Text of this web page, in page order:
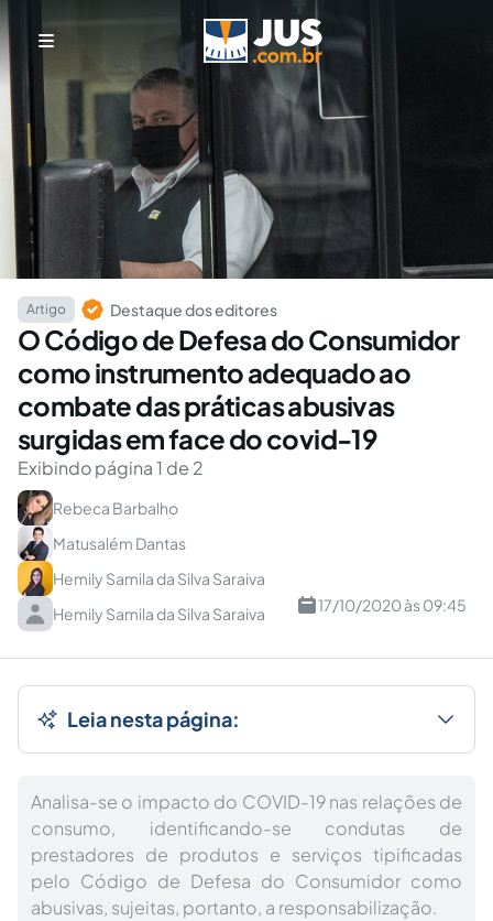
Artigo Destaque dos editores
O Código de Defesa do Consumidor
como instrumento adequado ao
combate das práticas abusivas
surgidas em face do covid-19
Exibindo página 1 de 2
Rebeca Barbalho
Matusalém Dantas
Hemily Samila da Silva Saraiva
Hemily Samila da Silva Saraiva
17/10/2020 às 09:45
Leia nesta página:
Analisa-se o impacto do COVID-19 nas relações de
consumo, identificando-se condutas de
prestadores de produtos e serviços tipificadas
pelo Código de Defesa do Consumidor como
abusivas, sujeitas, portanto, a responsabilização.